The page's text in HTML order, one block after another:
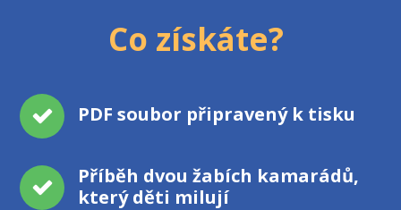
Co získáte?
PDF soubor připravený k tisku
Příběh dvou žabích kamarádů,
který děti milují